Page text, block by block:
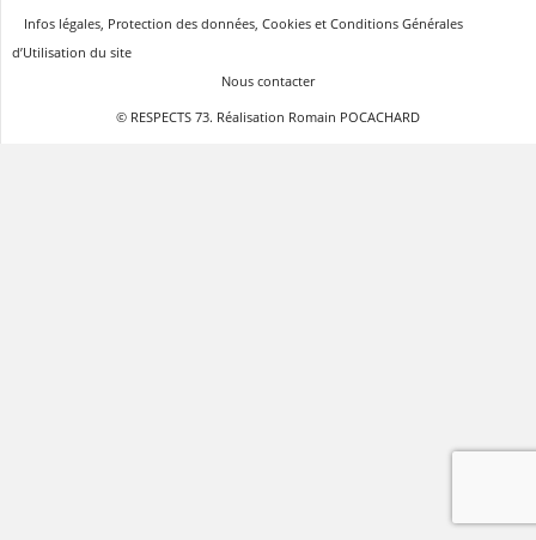
Infos légales, Protection des données, Cookies et Conditions Générales
d’Utilisation du site
Nous contacter
© RESPECTS 73. Réalisation Romain POCACHARD